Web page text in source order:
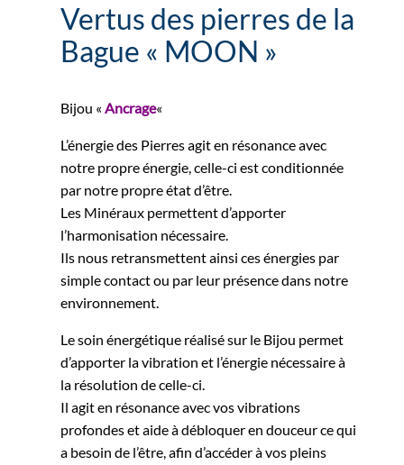
Vertus des pierres de la
Bague « MOON »
Bijou «Ancrage«
L’énergie des Pierres agit en résonance avec
notre propre énergie, celle-ci est conditionnée
par notre propre état d’être.
Les Minéraux permettent d’apporter
l’harmonisation nécessaire.
Ils nous retransmettent ainsi ces énergies par
simple contact ou par leur présence dans notre
environnement.
Le soin énergétique réalisé sur le Bijou permet
d’apporter la vibration et l’énergie nécessaire à
la résolution de celle-ci.
Il agit en résonance avec vos vibrations
profondes et aide à débloquer en douceur ce qui
a besoin de l’être, afin d’accéder à vos pleins